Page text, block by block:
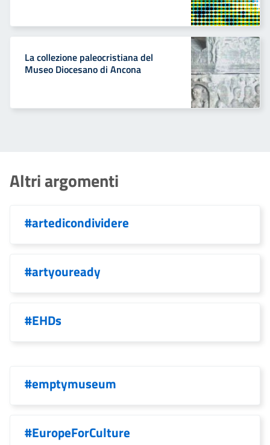
La collezione paleocristiana del
Museo Diocesano di Ancona
Altri argomenti
#artedicondividere
#artyouready
#EHDs
#emptymuseum
#EuropeForCulture